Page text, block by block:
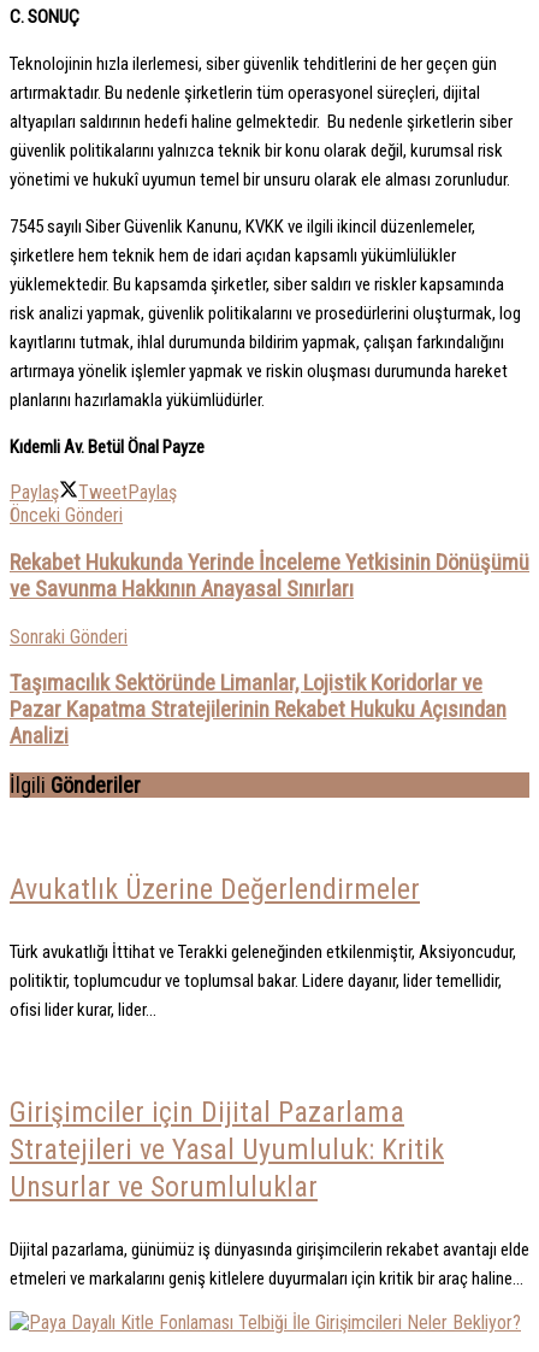
C. SONUÇ
Teknolojinin hızla ilerlemesi, siber güvenlik tehditlerini de her geçen gün
artırmaktadır. Bu nedenle şirketlerin tüm operasyonel süreçleri, dijital
altyapıları saldırının hedefi haline gelmektedir. Bu nedenle şirketlerin siber
güvenlik politikalarını yalnızca teknik bir konu olarak değil, kurumsal risk
yönetimi ve hukukî uyumun temel bir unsuru olarak ele alması zorunludur.
7545 sayılı Siber Güvenlik Kanunu, KVKK ve ilgili ikincil düzenlemeler,
şirketlere hem teknik hem de idari açıdan kapsamlı yükümlülükler
yüklemektedir. Bu kapsamda şirketler, siber saldırı ve riskler kapsamında
risk analizi yapmak, güvenlik politikalarını ve prosedürlerini oluşturmak, log
kayıtlarını tutmak, ihlal durumunda bildirim yapmak, çalışan farkındalığını
artırmaya yönelik işlemler yapmak ve riskin oluşması durumunda hareket
planlarını hazırlamakla yükümlüdürler.
Kıdemli Av. Betül Önal Payze
Paylaş TweetPaylaş
Önceki Gönderi
Rekabet Hukukunda Yerinde İnceleme Yetkisinin Dönüşümü
ve Savunma Hakkının Anayasal Sınırları
Sonraki Gönderi
Taşımacılık Sektöründe Limanlar, Lojistik Koridorlar ve
Pazar Kapatma Stratejilerinin Rekabet Hukuku Açısından
Analizi
İlgili Gönderiler
Avukatlık Üzerine Değerlendirmeler
Türk avukatlığı İttihat ve Terakki geleneğinden etkilenmiştir, Aksiyoncudur,
politiktir, toplumcudur ve toplumsal bakar. Lidere dayanır, lider temellidir,
ofisi lider kurar, lider...
Girişimciler için Dijital Pazarlama
Stratejileri ve Yasal Uyumluluk: Kritik
Unsurlar ve Sorumluluklar
Dijital pazarlama, günümüz iş dünyasında girişimcilerin rekabet avantajı elde
etmeleri ve markalarını geniş kitlelere duyurmaları için kritik bir araç haline...